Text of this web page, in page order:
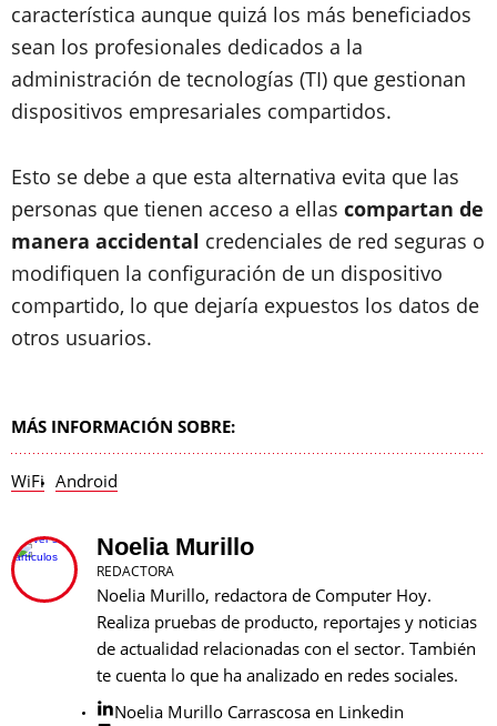
característica aunque quizá los más beneficiados
sean los profesionales dedicados a la
administración de tecnologías (TI) que gestionan
dispositivos empresariales compartidos.
Esto se debe a que esta alternativa evita que las
personas que tienen acceso a ellas compartan de
manera accidental credenciales de red seguras o
modifiquen la configuración de un dispositivo
compartido, lo que dejaría expuestos los datos de
otros usuarios.
MÁS INFORMACIÓN SOBRE:
WiFi Android
Noelia Murillo
REDACTORA
Noelia Murillo, redactora de Computer Hoy.
Realiza pruebas de producto, reportajes y noticias
de actualidad relacionadas con el sector. También
te cuenta lo que ha analizado en redes sociales.
Noelia Murillo Carrascosa en Linkedin